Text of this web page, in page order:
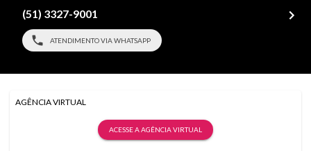
(51) 3327-9001
ATENDIMENTO VIA WHATSAPP
AGÊNCIA VIRTUAL
ACESSE A AGÊNCIA VIRTUAL